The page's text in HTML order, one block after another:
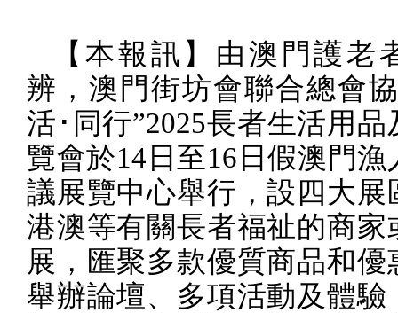
【本報訊】由澳門護老
辨，澳門街坊會聯合總會
活･同行”2025長者生活用品
覽會於14 日至16 日假澳門
議展覽中心舉行，設四大展
港澳等有關長者福祉的商家
展，匯聚多款優質商品和優
舉辦論壇、多項活動及體驗